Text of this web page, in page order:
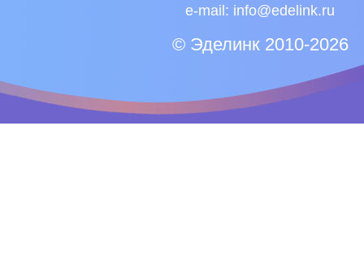
e-mail: info@edelink.ru
© Эделинк 2010-2026